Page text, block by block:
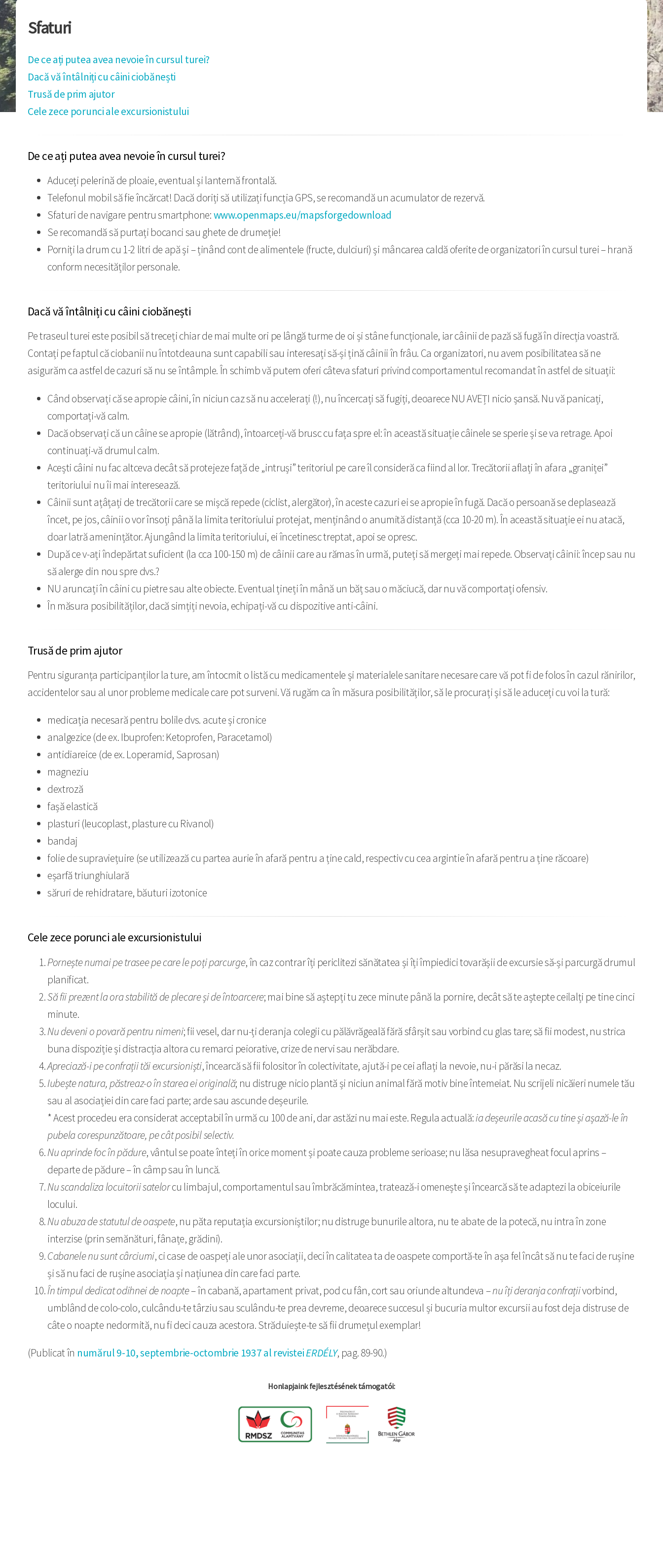
Sfaturi
De ce ați putea avea nevoie în cursul turei?
Dacă vă întâlniți cu câini ciobănești
Trusă de prim ajutor
Cele zece porunci ale excursionistului
De ce ați putea avea nevoie în cursul turei?
Aduceți pelerină de ploaie, eventual și lanternă frontală.
Telefonul mobil să fie încărcat! Dacă doriți să utilizați funcția GPS, se recomandă un acumulator de rezervă.
Sfaturi de navigare pentru smartphone:www.openmaps.eu/mapsforgedownload
Se recomandă să purtați bocanci sau ghete de drumeție!
Porniți la drum cu 1-2 litri de apă și – ținând cont de alimentele (fructe, dulciuri) și mâncarea caldă oferite de organizatori în cursul turei – hrană
conform necesităților personale.
Dacă vă întâlniți cu câini ciobănești
Pe traseul turei este posibil să treceți chiar de mai multe ori pe lângă turme de oi și stâne funcționale, iar câinii de pază să fugă în direcția voastră.
Contați pe faptul că ciobanii nu întotdeauna sunt capabili sau interesați să-și țină câinii în frâu. Ca organizatori, nu avem posibilitatea să ne
asigurăm ca astfel de cazuri să nu se întâmple. În schimb vă putem oferi câteva sfaturi privind comportamentul recomandat în astfel de situații:
Când observați că se apropie câini, în niciun caz să nu accelerați (!), nu încercați să fugiți, deoarece NU AVEȚI nicio șansă. Nu vă panicați,
comportați-vă calm.
Dacă observați că un câine se apropie (lătrând), întoarceți-vă brusc cu fața spre el: în această situație câinele se sperie și se va retrage. Apoi
continuați-vă drumul calm.
Acești câini nu fac altceva decât să protejeze față de „intruși” teritoriul pe care îl consideră ca fiind al lor. Trecătorii aflați în afara „graniței”
teritoriului nu îi mai interesează.
Câinii sunt ațâțați de trecătorii care se mișcă repede (ciclist, alergător), în aceste cazuri ei se apropie în fugă. Dacă o persoană se deplasează
încet, pe jos, câinii o vor însoți până la limita teritoriului protejat, menținând o anumită distanță (cca 10-20 m). În această situație ei nu atacă,
doar latră amenințător. Ajungând la limita teritoriului, ei încetinesc treptat, apoi se opresc.
După ce v-ați îndepărtat suficient (la cca 100-150 m) de câinii care au rămas în urmă, puteți să mergeți mai repede. Observați câinii: încep sau nu
să alerge din nou spre dvs.?
NU aruncați în câini cu pietre sau alte obiecte. Eventual țineți în mână un băț sau o măciucă, dar nu vă comportați ofensiv.
În măsura posibilităților, dacă simțiți nevoia, echipați-vă cu dispozitive anti-câini.
Trusă de prim ajutor
Pentru siguranța participanților la ture, am întocmit o listă cu medicamentele și materialele sanitare necesare care vă pot fi de folos în cazul rănirilor,
accidentelor sau al unor probleme medicale care pot surveni. Vă rugăm ca în măsura posibilităților, să le procurați și să le aduceți cu voi la tură:
medicația necesară pentru bolile dvs. acute și cronice
analgezice (de ex. Ibuprofen: Ketoprofen, Paracetamol)
antidiareice (de ex. Loperamid, Saprosan)
magneziu
dextroză
fașă elastică
plasturi (leucoplast, plasture cu Rivanol)
bandaj
folie de supraviețuire (se utilizează cu partea aurie în afară pentru a ține cald, respectiv cu cea argintie în afară pentru a ține răcoare)
eșarfă triunghiulară
săruri de rehidratare, băuturi izotonice
Cele zece porunci ale excursionistului
Pornește numai pe trasee pe care le poți parcurge, în caz contrar îți periclitezi sănătatea și îți împiedici tovarășii de excursie să-și parcurgă drumul
planificat.
Să fii prezent la ora stabilită de plecare și de întoarcere; mai bine să aștepți tu zece minute până la pornire, decât să te aștepte ceilalți pe tine cinci
minute.
Nu deveni o povară pentru nimeni; fii vesel, dar nu-ți deranja colegii cu pălăvrăgeală fără sfârșit sau vorbind cu glas tare; să fii modest, nu strica
buna dispoziție și distracția altora cu remarci peiorative, crize de nervi sau nerăbdare.
Apreciază-i pe confrații tăi excursioniști, încearcă să fii folositor în colectivitate, ajută-i pe cei aflați la nevoie, nu-i părăsi la necaz.
Iubește natura, păstreaz-o în starea ei originală; nu distruge nicio plantă și niciun animal fără motiv bine întemeiat. Nu scrijeli nicăieri numele tău
sau al asociației din care faci parte; arde sau ascunde deșeurile.
* Acest procedeu era considerat acceptabil în urmă cu 100 de ani, dar astăzi nu mai este. Regula actuală:ia deșeurile acasă cu tine și așază-le în
pubela corespunzătoare, pe cât posibil selectiv.
Nu aprinde foc în pădure, vântul se poate înteți în orice moment și poate cauza probleme serioase; nu lăsa nesupravegheat focul aprins –
departe de pădure – în câmp sau în luncă.
Nu scandaliza locuitorii satelorcu limbajul, comportamentul sau îmbrăcămintea, tratează-i omenește și încearcă să te adaptezi la obiceiurile
locului.
Nu abuza de statutul de oaspete, nu păta reputația excursioniștilor; nu distruge bunurile altora, nu te abate de la potecă, nu intra în zone
interzise (prin semănături, fânațe, grădini).
Cabanele nu sunt cârciumi, ci case de oaspeți ale unor asociații, deci în calitatea ta de oaspete comportă-te în așa fel încât să nu te faci de rușine
și să nu faci de rușine asociația și națiunea din care faci parte.
În timpul dedicat odihnei de noapte– în cabană, apartament privat, pod cu fân, cort sau oriunde altundeva –nu îți deranja confrațiivorbind,
umblând de colo-colo, culcându-te târziu sau sculându-te prea devreme, deoarece succesul și bucuria multor excursii au fost deja distruse de
câte o noapte nedormită, nu fi deci cauza acestora. Străduiește-te să fii drumețul exemplar!
(Publicat în numărul 9-10, septembrie-octombrie 1937 al revisteiERDÉLY, pag. 89-90.)
Honlapjaink fejlesztésének támogatói: